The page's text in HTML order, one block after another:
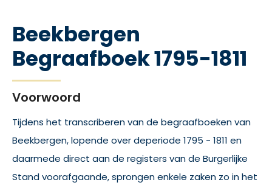
Beekbergen
Begraafboek 1795-1811
Voorwoord
Tijdens het transcriberen van de begraafboeken van
Beekbergen, lopende over deperiode 1795 - 1811 en
daarmede direct aan de registers van de Burgerlijke
Stand voorafgaande, sprongen enkele zaken zo in het